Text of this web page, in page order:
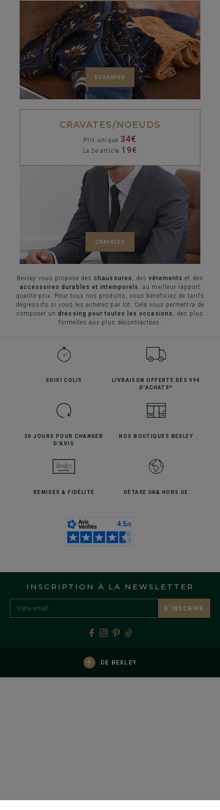
ECHARPES
CRAVATES/NOEUDS
Prix unique 34€
Le 2e article 19€
CRAVATES
Bexley vous propose deschaussures , des vêtements et des
accessoires durables et intemporels , au meilleur rapport
qualité-prix. Pour tous nos produits, vous bénéficiez de tarifs
dégressifs si vous les achetez par lot. Cela vous permettra de
composer undressing pour toutes les occasions , des plus
formelles aux plus décontractées.
SUIVICOLIS LIVRAISON OFFERTE
DÈS 99€
D'ACHATS*
30 JOURS POURCHANGER
D'AVIS
NOS BOUTIQUES BEXLEY
REMISES& FIDÉLITÉ DÉTAXE UK& HORS UE
INSCRIPTION À LA NEWSLETTER
S’INSCRIRE
+ DE BEXLEY